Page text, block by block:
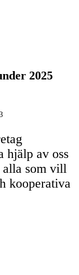
2025
hjälp av oss
som vill
kooperativa